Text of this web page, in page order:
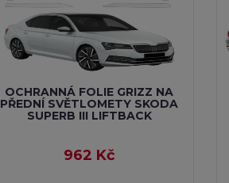
OCHRANNÁ FOLIE GRIZZ NA
PŘEDNÍ SVĚTLOMETY SKODA
SUPERB III LIFTBACK
962 Kč